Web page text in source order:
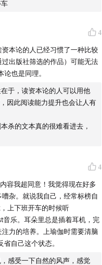
4
本论的人已经习惯了一种比较
出版社筛选的作品）可能无法
也是同理。
于，读资本论的人可以用他
因此阅读能力提升也会让人有
杀的文本真的很难看进去，
4
容我超同意！我觉得现在好多
杂。就说我自己，经常标榜自
上下班开车的时候听
乐。耳朵里总是插着耳机，完
力的培养。上瑜伽时需要清脑
自己这个状态。
感受一下自然的风声，感觉